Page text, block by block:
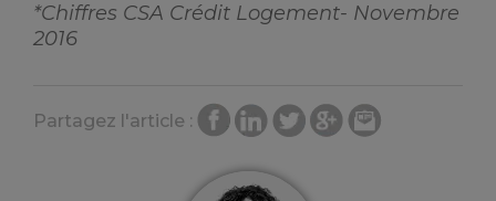
*Chiffres CSA Crédit Logement- Novembre
2016
Partagez l'article :